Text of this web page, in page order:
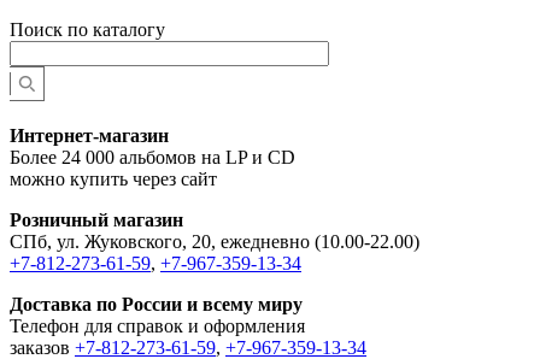
Поиск по каталогу
Интернет-магазин
Более 24 000 альбомов на LP и CD
можно купить через сайт
Розничный магазин
СПб, ул. Жуковского, 20, ежедневно (10.00-22.00)
+7-812-273-61-59, +7-967-359-13-34
Доставка по России и всему миру
Телефон для справок и оформления
заказов +7-812-273-61-59, +7-967-359-13-34